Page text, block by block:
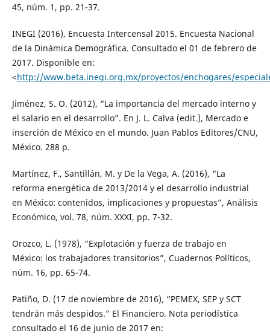
45, núm. 1, pp. 21-37.
INEGI (2016), Encuesta Intercensal 2015. Encuesta Nacional
de la Dinámica Demográfica. Consultado el 01 de febrero de
2017. Disponible en:
<http://www.beta.inegi.org.mx/proyectos/enchogares/
Jiménez, S. O. (2012), “La importancia del mercado interno y
el salario en el desarrollo”. En J. L. Calva (edit.), Mercado e
inserción de México en el mundo. Juan Pablos Editores/CNU,
México. 288 p.
Martínez, F., Santillán, M. y De la Vega, A. (2016), “La
reforma energética de 2013/2014 y el desarrollo industrial
en México: contenidos, implicaciones y propuestas”, Análisis
Económico, vol. 78, núm. XXXI, pp. 7-32.
Orozco, L. (1978), “Explotación y fuerza de trabajo en
México: los trabajadores transitorios”, Cuadernos Políticos,
núm. 16, pp. 65-74.
Patiño, D. (17 de noviembre de 2016), “PEMEX, SEP y SCT
tendrán más despidos.” El Financiero. Nota periodística
consultado el 16 de junio de 2017 en: